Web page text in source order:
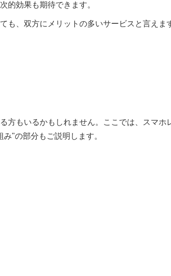
的効果も期待できます。
も、双方にメリットの多いサービスと言えま
方もいるかもしれません。ここでは、スマホ
"の部分もご説明します。